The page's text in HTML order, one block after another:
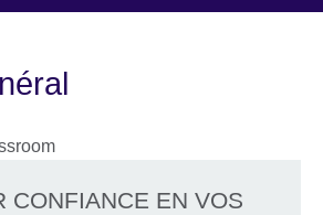
CONFIANCE EN VOS